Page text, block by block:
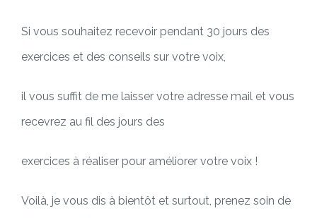
Si vous souhaitez recevoir pendant 30 jours des
exercices et des conseils sur votre voix,
il vous suffit de me laisser votre adresse mail et vous
recevrez au fil des jours des
exercices à réaliser pour améliorer votre voix !
Voilà, je vous dis à bientôt et surtout, prenez soin de